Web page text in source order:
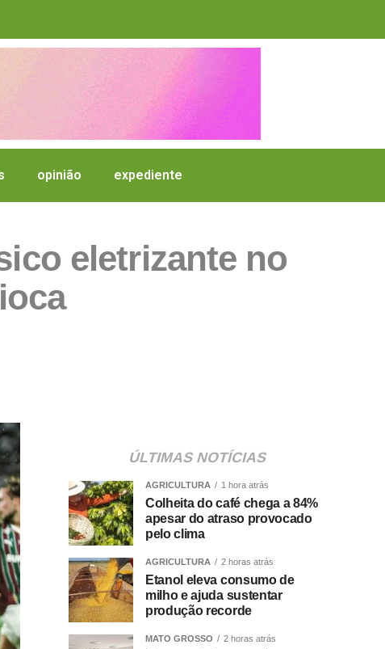
opinião expediente
eletrizante no
ÚLTIMAS NOTÍCIAS
AGRICULTURA 1 hora atrás
Colheita do café chega a 84%
apesar do atraso provocado
pelo clima
AGRICULTURA 2 horas atrás
Etanol eleva consumo de
milho e ajuda sustentar
produção recorde
MATO GROSSO 2 horas atrás